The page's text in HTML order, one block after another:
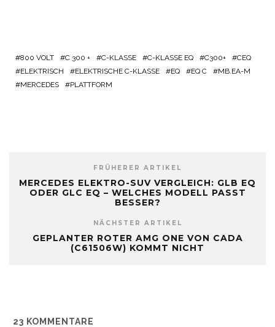
800 VOLT C 300 + C-KLASSE C-KLASSE EQ C300+
CEQ
ELEKTRISCH
ELEKTRISCHE C-KLASSE EQ EQ C
MB.EA-M
MERCEDES
PLATTFORM
FRÜHERER ARTIKEL
MERCEDES ELEKTRO-SUV VERGLEICH: GLB EQ
ODER GLC EQ – WELCHES MODELL PASST
BESSER?
NÄCHSTER ARTIKEL
GEPLANTER ROTER AMG ONE VON CADA
(C61506W) KOMMT NICHT
23 KOMMENTARE